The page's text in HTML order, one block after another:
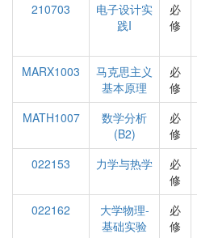
210703
电子设计实
践I
必
修
MARX1003
马克思主义
基本原理
必
修
MATH1007
数学分析
(B2)
必
修
022153
力学与热学
必
修
022162
大学物理-
基础实验
必
修